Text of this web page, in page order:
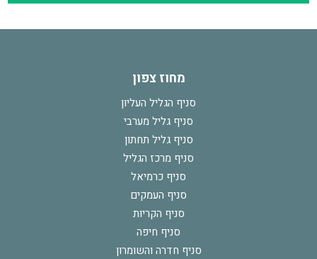
מחוז צפון
סניף הגליל העליון
סניף גליל מערבי
סניף גליל תחתון
סניף מרכז הגליל
סניף כרמיאל
סניף העמקים
סניף הקריות
סניף חיפה
סניף חדרה והשומרון